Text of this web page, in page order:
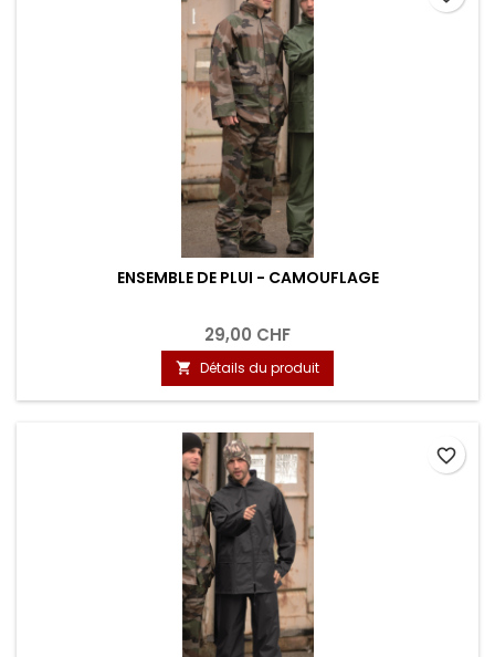
ENSEMBLE DE PLUI - CAMOUFLAGE
29,00 CHF
 Détails du produit
favorite_border